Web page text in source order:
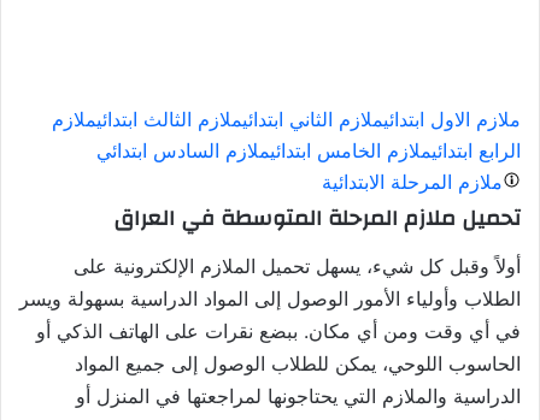
ملازم الاول ابتدائيملازم الثاني ابتدائيملازم الثالث ابتدائيملازم
الرابع ابتدائيملازم الخامس ابتدائيملازم السادس ابتدائي
ملازم المرحلة الابتدائية
تحميل ملازم المرحلة المتوسطة في العراق
أولاً وقبل كل شيء، يسهل تحميل الملازم الإلكترونية على
الطلاب وأولياء الأمور الوصول إلى المواد الدراسية بسهولة ويسر
في أي وقت ومن أي مكان. ببضع نقرات على الهاتف الذكي أو
الحاسوب اللوحي، يمكن للطلاب الوصول إلى جميع المواد
الدراسية والملازم التي يحتاجونها لمراجعتها في المنزل أو